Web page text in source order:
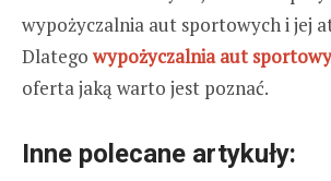
wypożyczalnia aut sportowych i jej
Dlategowypożyczalnia aut
oferta jaką warto jest poznać.
Inne polecane artykuły: